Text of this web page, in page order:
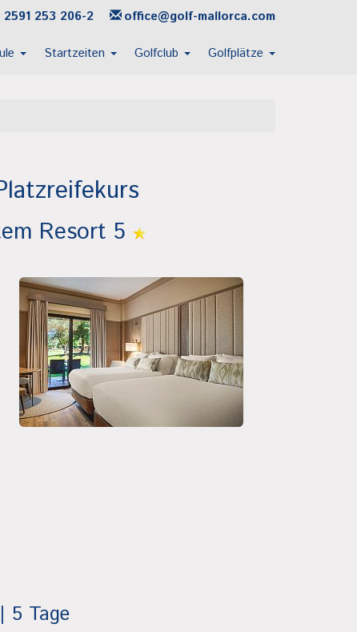
office@golf-mallorca.com
253 206-2
Startzeiten Golfclub Golfplätze
Resort 5
5 Tage